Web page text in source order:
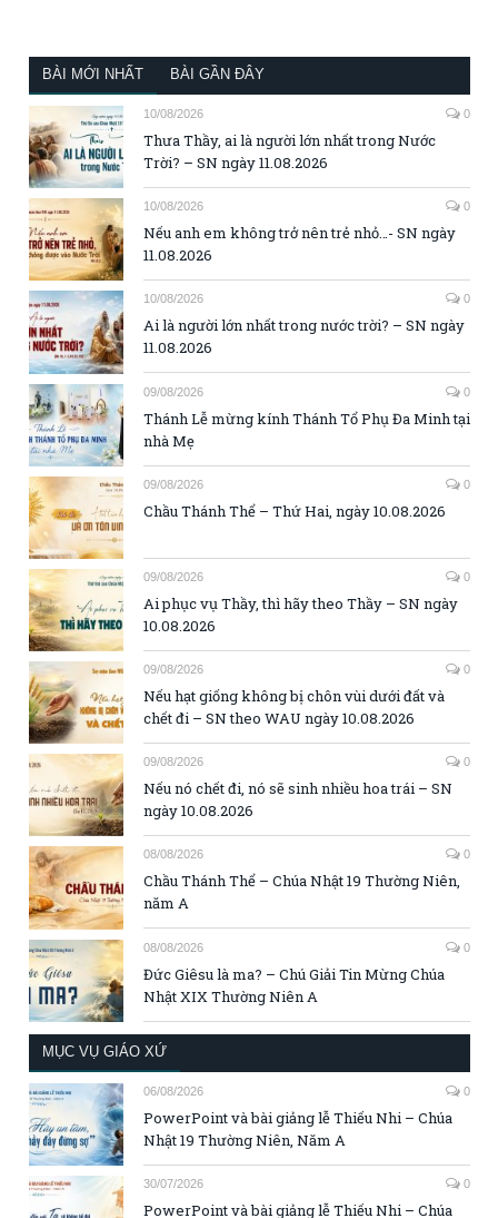
BÀI MỚI NHẤT BÀI GẦN ĐÂY
10/08/2026 0
Thưa Thầy, ai là người lớn nhất trong Nước
Trời? – SN ngày 11.08.2026
10/08/2026 0
Nếu anh em không trở nên trẻ nhỏ…- SN ngày
11.08.2026
10/08/2026 0
Ai là người lớn nhất trong nước trời? – SN ngày
11.08.2026
09/08/2026 0
Thánh Lễ mừng kính Thánh Tổ Phụ Đa Minh tại
nhà Mẹ
09/08/2026 0
Chầu Thánh Thể – Thứ Hai, ngày 10.08.2026
09/08/2026 0
Ai phục vụ Thầy, thì hãy theo Thầy – SN ngày
10.08.2026
09/08/2026 0
Nếu hạt giống không bị chôn vùi dưới đất và
chết đi – SN theo WAU ngày 10.08.2026
09/08/2026 0
Nếu nó chết đi, nó sẽ sinh nhiều hoa trái – SN
ngày 10.08.2026
08/08/2026 0
Chầu Thánh Thể – Chúa Nhật 19 Thường Niên,
năm A
08/08/2026 0
Đức Giêsu là ma? – Chú Giải Tin Mừng Chúa
Nhật XIX Thường Niên A
MỤC VỤ GIÁO XỨ
06/08/2026 0
PowerPoint và bài giảng lễ Thiếu Nhi – Chúa
Nhật 19 Thường Niên, Năm A
30/07/2026 0
PowerPoint và bài giảng lễ Thiếu Nhi – Chúa